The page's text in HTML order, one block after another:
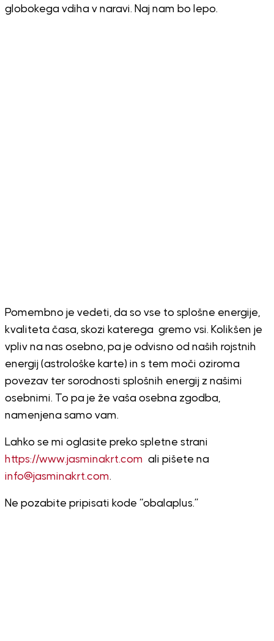
globokega vdiha v naravi. Naj nam bo lepo.
Pomembno je vedeti, da so vse to splošne energije,
kvaliteta časa, skozi katerega gremo vsi. Kolikšen je
vpliv na nas osebno, pa je odvisno od naših rojstnih
energij (astrološke karte) in s tem moči oziroma
povezav ter sorodnosti splošnih energij z našimi
osebnimi. To pa je že vaša osebna zgodba,
namenjena samo vam.
Lahko se mi oglasite preko spletne strani
https://www.jasminakrt.com ali pišete na
info@jasminakrt.com.
Ne pozabite pripisati kode “obalaplus.”